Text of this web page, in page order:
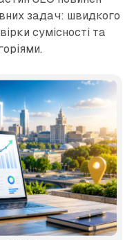
задач: швидкого
сумісності та